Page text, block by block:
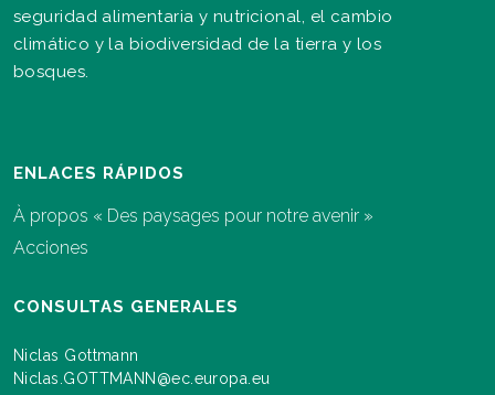
seguridad alimentaria y nutricional, el cambio
climático y la biodiversidad de la tierra y los
bosques.
ENLACES RÁPIDOS
À propos « Des paysages pour notre avenir »
Acciones
CONSULTAS GENERALES
Niclas Gottmann
Niclas.GOTTMANN@ec.europa.eu